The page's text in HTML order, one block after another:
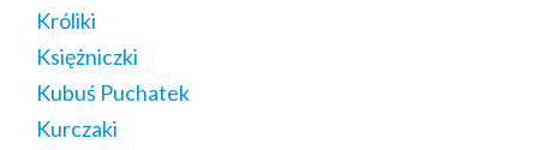
Króliki
Księżniczki
Kubuś Puchatek
Kurczaki